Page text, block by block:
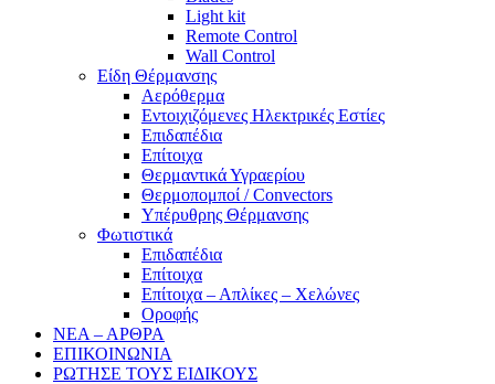
Light kit
Remote Control
Wall Control
Είδη Θέρμανσης
Αερόθερμα
Εντοιχιζόμενες Ηλεκτρικές Εστίες
Επιδαπέδια
Επίτοιχα
Θερμαντικά Υγραερίου
Θερμοπομποί / Convectors
Υπέρυθρης Θέρμανσης
Φωτιστικά
Επιδαπέδια
Επίτοιχα
Επίτοιχα – Απλίκες – Χελώνες
Οροφής
ΝΕΑ – ΑΡΘΡΑ
ΕΠΙΚΟΙΝΩΝΙΑ
ΡΩΤΗΣΕ ΤΟΥΣ ΕΙΔΙΚΟΥΣ